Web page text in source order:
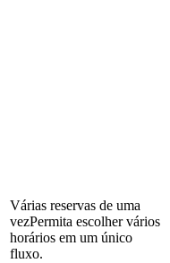
Várias reservas de uma
vezPermita escolher vários
horários em um único
fluxo.